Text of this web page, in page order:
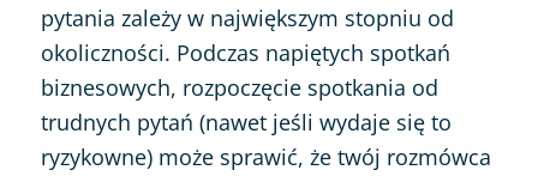
pytania zależy w największym stopniu od
okoliczności. Podczas napiętych spotkań
biznesowych, rozpoczęcie spotkania od
trudnych pytań (nawet jeśli wydaje się to
ryzykowne) może sprawić, że twój rozmówca